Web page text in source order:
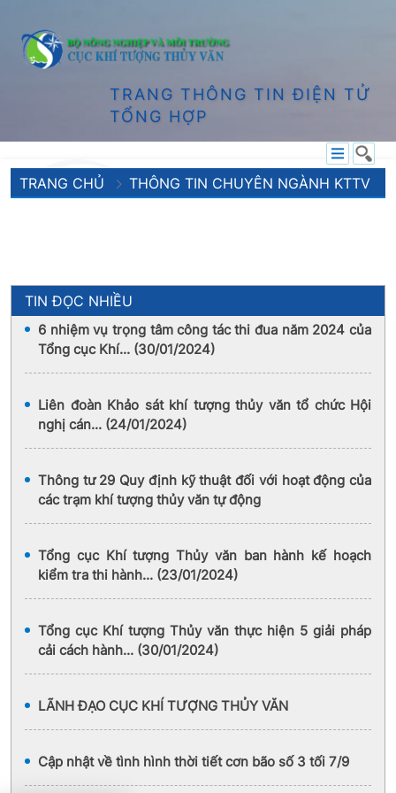
TRANG THÔNG TIN ĐIỆN TỬ
TỔNG HỢP
TRANG CHỦ THÔNG TIN CHUYÊN NGÀNH KTTV
TIN ĐỌC NHIỀU
6 nhiệm vụ trọng tâm công tác thi đua năm 2024 của
Tổng cục Khí... (30/01/2024)
Liên đoàn Khảo sát khí tượng thủy văn tổ chức Hội
nghị cán... (24/01/2024)
Thông tư 29 Quy định kỹ thuật đối với hoạt động của
các trạm khí tượng thủy văn tự động
Tổng cục Khí tượng Thủy văn ban hành kế hoạch
kiểm tra thi hành... (23/01/2024)
Tổng cục Khí tượng Thủy văn thực hiện 5 giải pháp
cải cách hành... (30/01/2024)
LÃNH ĐẠO CỤC KHÍ TƯỢNG THỦY VĂN
Cập nhật về tình hình thời tiết cơn bão số 3 tối 7/9